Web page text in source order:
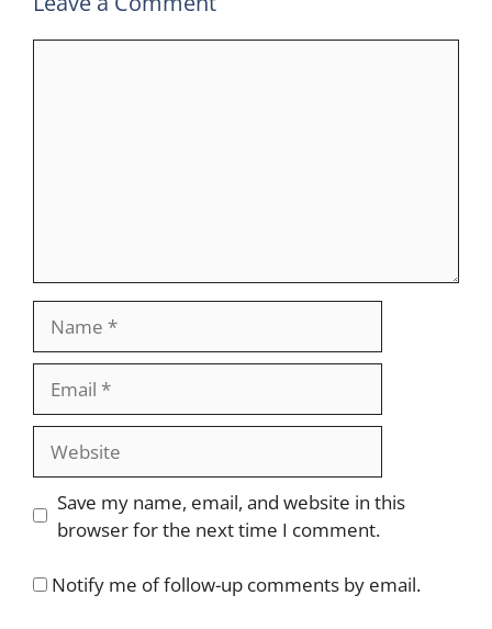
Website
Save my name, email, and website in this
browser for the next time I comment.
Notify me of follow-up comments by email.